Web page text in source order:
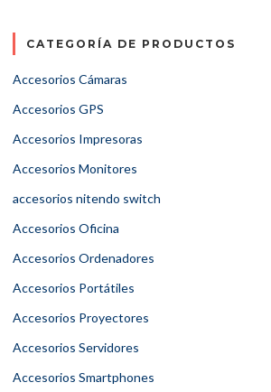
CATEGORÍA DE PRODUCTOS
Accesorios Cámaras
Accesorios GPS
Accesorios Impresoras
Accesorios Monitores
accesorios nitendo switch
Accesorios Oficina
Accesorios Ordenadores
Accesorios Portátiles
Accesorios Proyectores
Accesorios Servidores
Accesorios Smartphones